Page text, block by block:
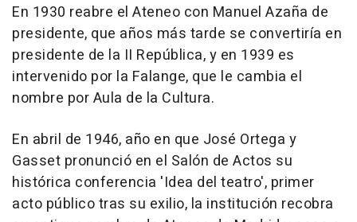
En 1930 reabre el Ateneo con Manuel Azaña de
presidente, que años más tarde se convertiría en
presidente de la II República, y en 1939 es
intervenido por la Falange, que le cambia el
nombre por Aula de la Cultura.
En abril de 1946, año en que José Ortega y
Gasset pronunció en el Salón de Actos su
histórica conferencia 'Idea del teatro', primer
acto público tras su exilio, la institución recobra